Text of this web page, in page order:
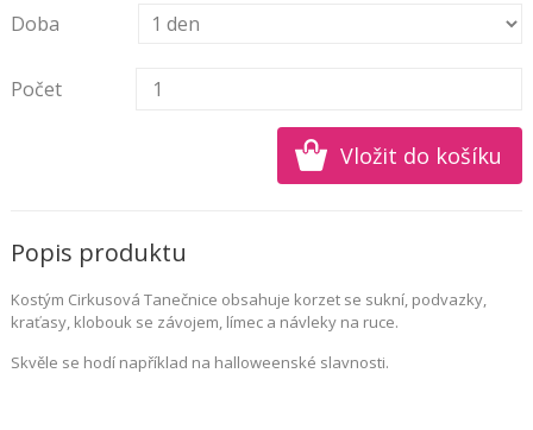
Doba
Počet
Popis produktu
Kostým Cirkusová Tanečnice obsahuje korzet se sukní, podvazky,
kraťasy, klobouk se závojem, límec a návleky na ruce.
Skvěle se hodí například na halloweenské slavnosti.